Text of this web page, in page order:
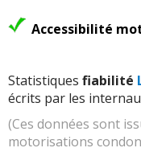
Accessibilité
Statistiques fiabilité
écrits par les
(Ces données sont
motorisations